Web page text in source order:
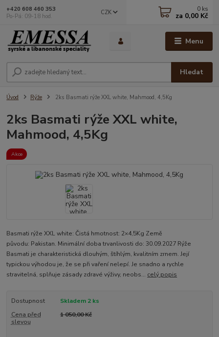
Menu
CZK
Hledat
+420 608 460 353
Po-Pá: 09-18 hod.
0 ks
za 0,00 Kč
Úvod Rýže 2ks Basmati rýže XXL white, Mahmood, 4,5Kg
2ks Basmati rýže XXL white,
Mahmood, 4,5Kg
Akce
Basmati rýže XXL white: Čistá hmotnost: 2×4,5Kg Země
původu: Pakistan. Minimální doba trvanlivosti do: 30.09.2027 Rýže
Basmati je charakteristická dlouhým, štíhlým, kvalitním zrnem. Její
typickou výhodou je, že se při vaření nelepí. Je snadno a rychle
stravitelná, splňuje zásady zdravé výživy, neobs... celý popis
Dostupnost
Skladem 2 ks
Cena před
slevou
1 050,00 Kč